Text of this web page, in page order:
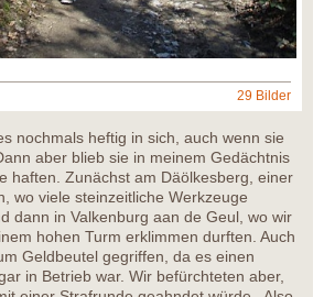
29 Bilder
nochmals heftig in sich, auch wenn sie
aber blieb sie in meinem Gedächtnis
haften. Zunächst am Däölkesberg, einer
wo viele steinzeitliche Werkzeuge
dann in Valkenburg aan de Geul, wo wir
hohen Turm erklimmen durften. Auch
Geldbeutel gegriffen, da es einen
in Betrieb war. Wir befürchteten aber,